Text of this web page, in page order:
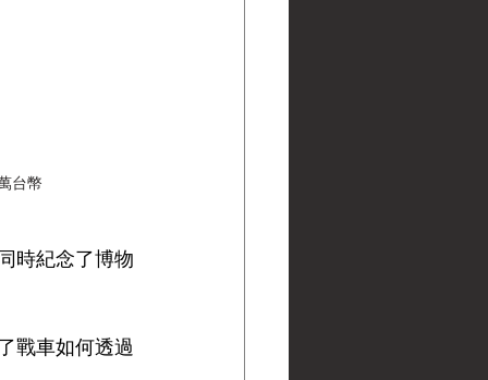
台幣
時紀念了博物
戰車如何透過